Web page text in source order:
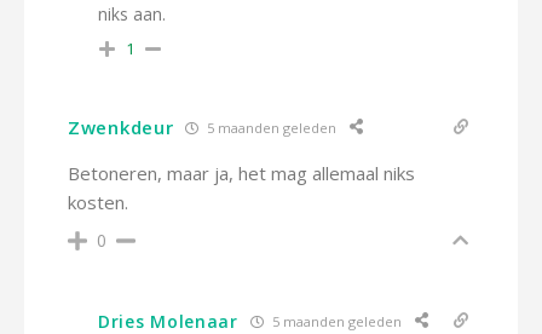
niks aan.
1
Zwenkdeur 5 maanden geleden
Betoneren, maar ja, het mag allemaal niks
kosten.
0
Dries Molenaar 5 maanden geleden